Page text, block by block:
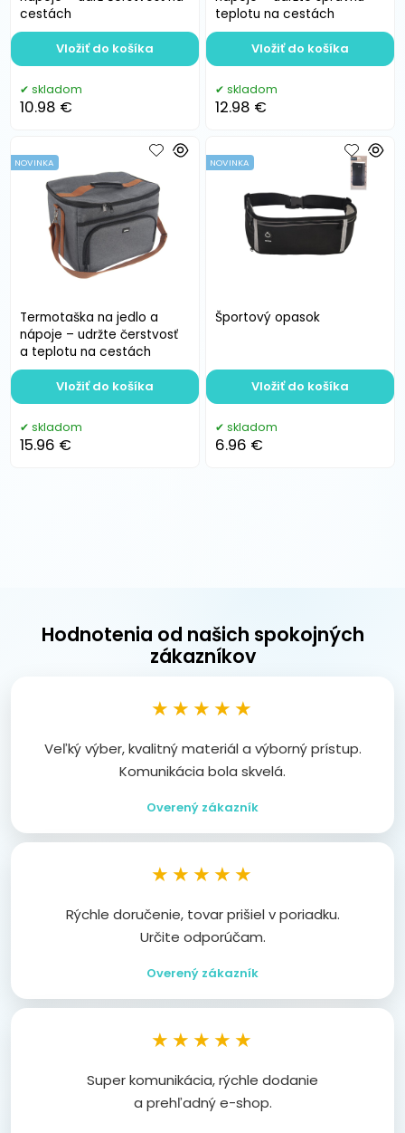
cestách
skladom
10.98 €
Vložiť do košíka
teplotu na cestách
skladom
12.98 €
Vložiť do košíka
Termotaška na jedlo a
nápoje – udržte čerstvosť
a teplotu na cestách
NOVINKA
skladom
15.96 €
Vložiť do košíka
Športový opasok
NOVINKA
skladom
6.96 €
Vložiť do košíka
Hodnotenia od našich spokojných
zákazníkov
★★★★★
Veľký výber, kvalitný materiál a výborný prístup.
Komunikácia bola skvelá.
Overený zákazník
★★★★★
Rýchle doručenie, tovar prišiel v poriadku.
Určite odporúčam.
Overený zákazník
★★★★★
Super komunikácia, rýchle dodanie
a prehľadný e-shop.